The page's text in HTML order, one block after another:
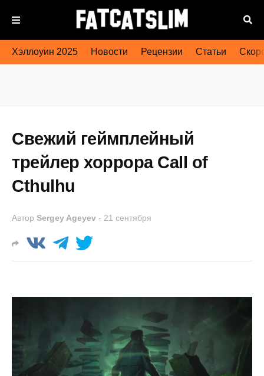
Хэллоуин 2025 Новости Рецензии Статьи
Свежий геймплейный
трейлер хоррора Call of
Cthulhu
Автор Sergey Ageyev - 21 сентября